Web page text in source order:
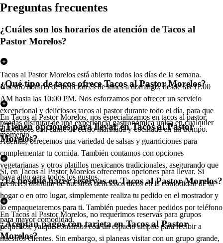
Preguntas frecuentes
¿Cuáles son los horarios de atención de Tacos al
Pastor Morelos?
Tacos al Pastor Morelos está abierto todos los días de la semana.
Nuestro horario de atención es de lunes a domingo, desde las 11:00
AM hasta las 10:00 PM. Nos esforzamos por ofrecer un servicio
excepcional y deliciosos tacos al pastor durante todo el día, para que
puedas disfrutar de una experiencia gastronómica única en cualquier
momento.
¿Qué tipo de tacos ofrece Tacos al Pastor Morelos?
En Tacos al Pastor Morelos, nos especializamos en tacos al pastor,
elaborados con carne de cerdo marinada y cocinada en un trompo.
Además, ofrecemos una variedad de salsas y guarniciones para
complementar tu comida. También contamos con opciones
vegetarianas y otros platillos mexicanos tradicionales, asegurando que
haya algo para todos los gustos.
¿Tienen opciones para llevar en Tacos al Pastor
Morelos?
Sí, en Tacos al Pastor Morelos ofrecemos opciones para llevar. Si
prefieres disfrutar de nuestros deliciosos tacos en la comodidad de tu
hogar o en otro lugar, simplemente realiza tu pedido en el mostrador y
lo empaquetaremos para ti. También puedes hacer pedidos por teléfono
para mayor comodidad.
¿Es posible hacer reservas en Tacos al Pastor Morelos?
En Tacos al Pastor Morelos, no requerimos reservas para grupos
pequeños, ya que contamos con un espacio amplio para recibir a
nuestros clientes. Sin embargo, si planeas visitar con un grupo grande,
¿Aceptan pagos con tarjeta en Tacos al Pastor
Morelos?